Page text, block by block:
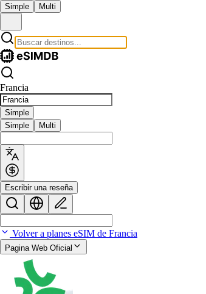
Simple Multi
Francia
Simple
Simple
Multi
Escribir una reseña
Volver a planes eSIM de Francia
Pagina Web Oficial